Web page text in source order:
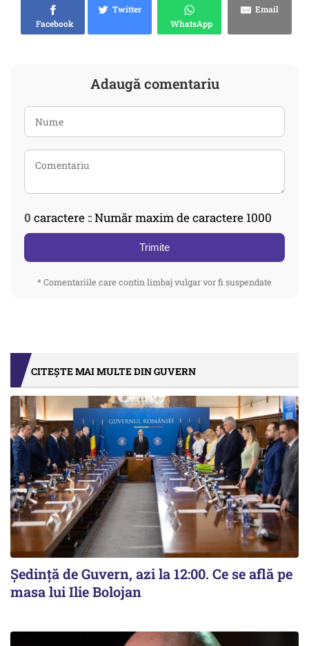
Facebook
Twitter
WhatsApp
Email
Adaugă comentariu
0 caractere :: Număr maxim de caractere 1000
Trimite
* Comentariile care contin limbaj vulgar vor fi suspendate
CITEȘTE MAI MULTE DIN GUVERN
Ședință de Guvern, azi la 12:00. Ce se află pe
masa lui Ilie Bolojan